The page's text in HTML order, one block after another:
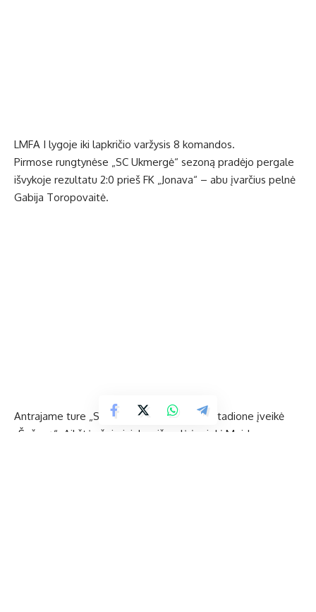
LMFA I lygoje iki lapkričio varžysis 8 komandos.
Pirmose rungtynėse „SC Ukmergė“ sezoną pradėjo pergale
išvykoje rezultatu 2:0 prieš FK „Jonava“ – abu įvarčius pelnė
Gabija Toropovaitė.
Antrajame ture „SC Ukmergė“ Šventupės stadione įveikė
„Šešupę“. Aikštės šeimininkes išvedė į priekį Meidos